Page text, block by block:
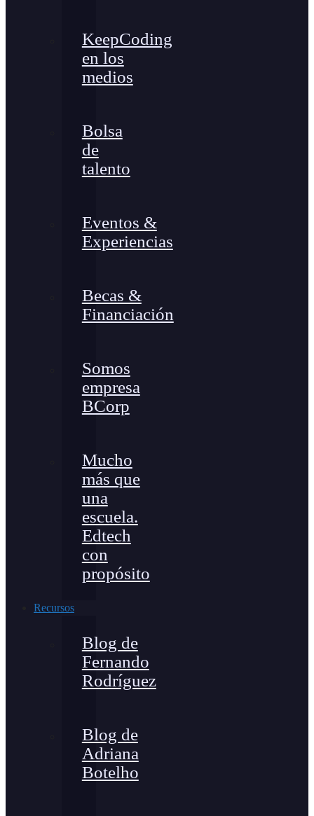
KeepCoding
en los
medios
Bolsa
de
talento
Eventos &
Experiencias
Becas &
Financiación
Somos
empresa
BCorp
Mucho
más que
una
escuela.
Edtech
con
propósito
Recursos
Blog de
Fernando
Rodríguez
Blog de
Adriana
Botelho